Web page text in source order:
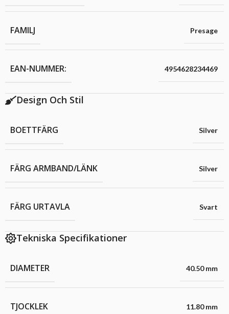
FAMILJ Presage
EAN-NUMMER: 4954628234469
Design Och Stil
BOETTFÄRG Silver
FÄRG ARMBAND/LÄNK Silver
FÄRG URTAVLA Svart
Tekniska Specifikationer
DIAMETER 40.50 mm
TJOCKLEK 11.80 mm